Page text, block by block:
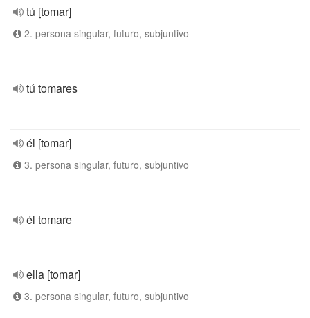
tú [tomar]
2. persona singular, futuro, subjuntivo
tú tomares
él [tomar]
3. persona singular, futuro, subjuntivo
él tomare
ella [tomar]
3. persona singular, futuro, subjuntivo